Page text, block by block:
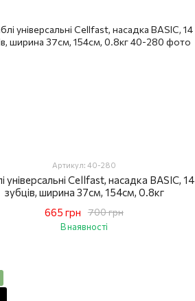
Артикул: 40-280
універсальні Cellfast, насадка BASIC, 14
зубців, ширина 37см, 154см, 0.8кг
700 грн
665 грн
В наявності